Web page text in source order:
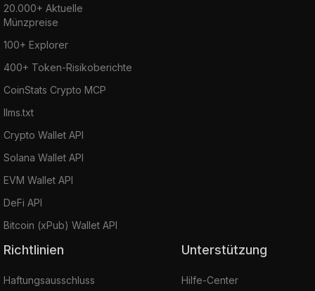
20.000+ Aktuelle
Münzpreise
100+ Explorer
400+ Token-Risikoberichte
CoinStats Crypto MCP
llms.txt
Crypto Wallet API
Solana Wallet API
EVM Wallet API
DeFi API
Bitcoin (xPub) Wallet API
Richtlinien
Haftungsausschluss
Unterstützung
Hilfe-Center